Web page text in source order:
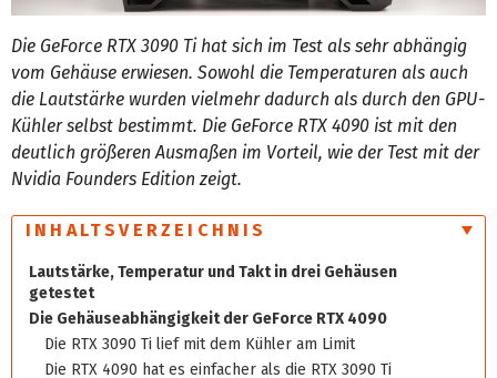
Die GeForce RTX 3090 Ti hat sich im Test als sehr abhängig
vom Gehäuse erwiesen. Sowohl die Temperaturen als auch
die Lautstärke wurden vielmehr dadurch als durch den GPU-
Kühler selbst bestimmt. Die GeForce RTX 4090 ist mit den
deutlich größeren Ausmaßen im Vorteil, wie der Test mit der
Nvidia Founders Edition zeigt.
INHALTSVERZEICHNIS
Lautstärke, Temperatur und Takt in drei Gehäusen
getestet
Die Gehäuseabhängigkeit der GeForce RTX 4090
Die RTX 3090 Ti lief mit dem Kühler am Limit
Die RTX 4090 hat es einfacher als die RTX 3090 Ti